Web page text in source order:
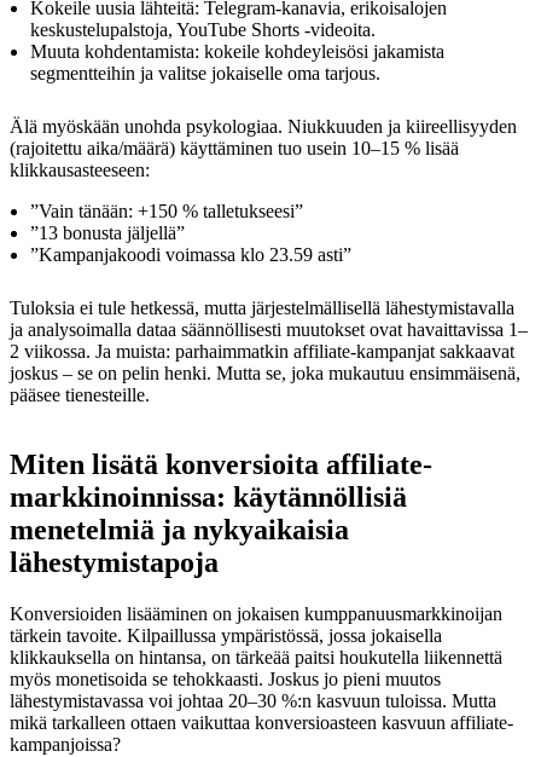
Kokeile uusia lähteitä: Telegram-kanavia, erikoisalojen
keskustelupalstoja, YouTube Shorts -videoita.
Muuta kohdentamista: kokeile kohdeyleisösi jakamista
segmentteihin ja valitse jokaiselle oma tarjous.
Älä myöskään unohda psykologiaa. Niukkuuden ja kiireellisyyden
(rajoitettu aika/määrä) käyttäminen tuo usein 10–15 % lisää
klikkausasteeseen:
”Vain tänään: +150 % talletukseesi”
”13 bonusta jäljellä”
”Kampanjakoodi voimassa klo 23.59 asti”
Tuloksia ei tule hetkessä, mutta järjestelmällisellä lähestymistavalla
ja analysoimalla dataa säännöllisesti muutokset ovat havaittavissa 1–
2 viikossa. Ja muista: parhaimmatkin affiliate-kampanjat sakkaavat
joskus – se on pelin henki. Mutta se, joka mukautuu ensimmäisenä,
pääsee tienesteille.
Miten lisätä konversioita affiliate-
markkinoinnissa: käytännöllisiä
menetelmiä ja nykyaikaisia
lähestymistapoja
Konversioiden lisääminen on jokaisen kumppanuusmarkkinoijan
tärkein tavoite. Kilpaillussa ympäristössä, jossa jokaisella
klikkauksella on hintansa, on tärkeää paitsi houkutella liikennettä
myös monetisoida se tehokkaasti. Joskus jo pieni muutos
lähestymistavassa voi johtaa 20–30 %:n kasvuun tuloissa. Mutta
mikä tarkalleen ottaen vaikuttaa konversioasteen kasvuun affiliate-
kampanjoissa?